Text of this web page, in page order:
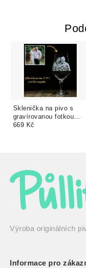
Sklenička na pivo s
gravírovanou fotkou
0,44 l
669 Kč
Výroba originálních
Informace pro